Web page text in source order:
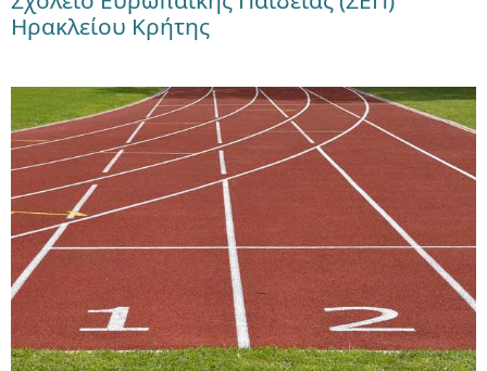
Ηρακλείου Κρήτης